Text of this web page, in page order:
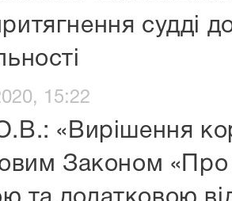
судді
15:22
«Вирішення
Законом «Про